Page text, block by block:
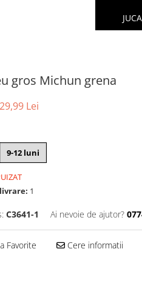
gros Michun grena
29,99 Lei
9-12 luni
1
C3641-1 Ai nevoie de ajutor?
Favorite Cere informatii